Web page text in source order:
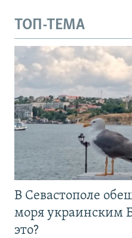
ТОП-ТЕМА
В Севастополе
моря украинским
это?